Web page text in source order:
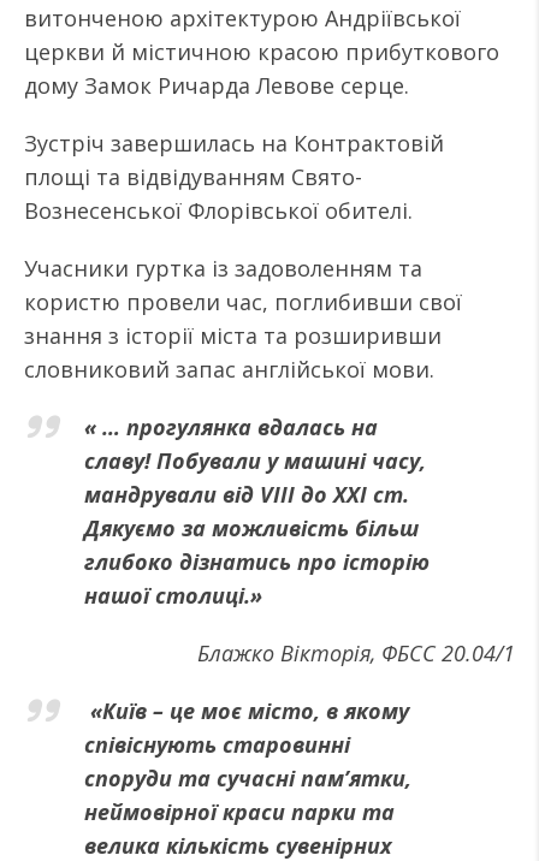
витонченою архітектурою Андріївської
церкви й містичною красою прибуткового
дому Замок Ричарда Левове серце.
Зустріч завершилась на Контрактовій
площі та відвідуванням Свято-
Вознесенської Флорівської обителі.
Учасники гуртка із задоволенням та
користю провели час, поглибивши свої
знання з історії міста та розширивши
словниковий запас англійської мови.
« … прогулянка вдалась на
славу! Побували у машині часу,
мандрували від VIII до XXI ст.
Дякуємо за можливість більш
глибоко дізнатись про історію
нашої столиці.»
Блажко Вікторія, ФБСС 20.04/1
«Київ – це моє місто, в якому
співіснують старовинні
споруди та сучасні пам’ятки,
неймовірної краси парки та
велика кількість сувенірних